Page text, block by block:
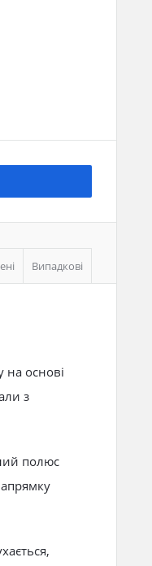
Випадкові
на основі
з
полюс